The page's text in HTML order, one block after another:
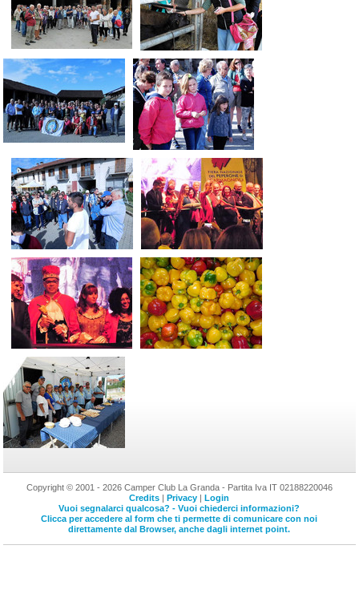
Copyright © 2001 - 2026 Camper Club La Granda - Partita Iva IT 02188220046
Credits |Privacy |Login
Vuoi segnalarci qualcosa? - Vuoi chiederci informazioni?
Clicca per accedere al form che ti permette di comunicare con noi
direttamente dal Browser, anche dagli internet point.